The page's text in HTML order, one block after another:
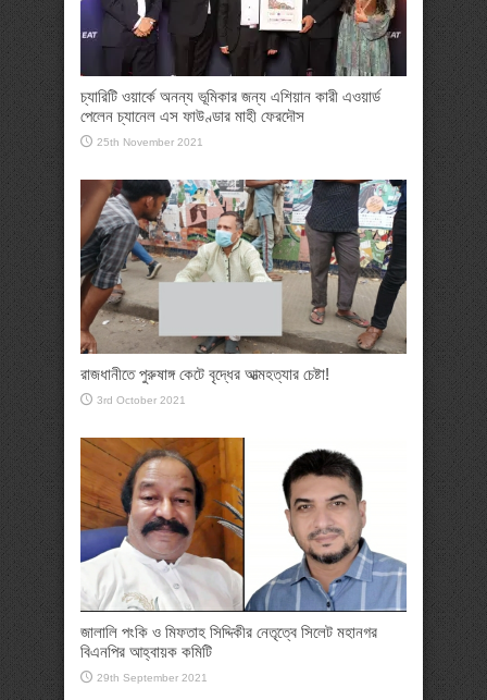
চ্যারিটি ওয়ার্কে অনন্য ভূমিকার জন্য এশিয়ান কারী এওয়ার্ড
পেলেন চ্যানেল এস ফাউণ্ডার মাহী ফেরদৌস
25th November 2021
রাজধানীতে পুরুষাঙ্গ কেটে বৃদ্ধের আত্মহত্যার চেষ্টা!
3rd October 2021
জালালি পংকি ও মিফতাহ সিদ্দিকীর নেতৃত্বে সিলেট মহানগর
বিএনপির আহ্বায়ক কমিটি
29th September 2021